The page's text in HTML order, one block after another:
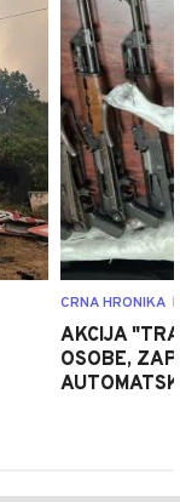
CRNA HRONIKA
AKCIJA
OSOBE,